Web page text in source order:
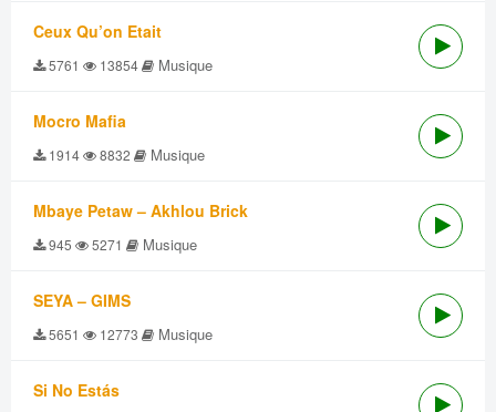
Ceux Qu’on Etait
5761 13854 Musique
Mocro Mafia
1914 8832 Musique
Mbaye Petaw – Akhlou Brick
945 5271 Musique
SEYA – GIMS
5651 12773 Musique
Si No Estás